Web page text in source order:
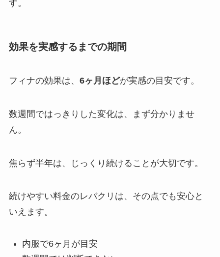
す。
効果を実感するまでの期間
フィナの効果は、 6ヶ月ほどが実感の目安です。
数週間ではっきりした変化は、まず分かりませ
ん。
焦らず半年は、じっくり続けることが大切です。
続けやすい料金のレバクリは、その点でも安心と
いえます。
内服で6ヶ月が目安